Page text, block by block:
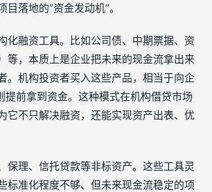
落地的“资金发动机”。
化融资工具。比如公司债、中期票据、资
等，本质上是企业把未来的现金流拿出来
。机构投资者买入这些产品，相当于向企
提前拿到资金。这种模式在机构借贷市场
它不只解决融资，还能实现资产出表、优
保理、信托贷款等非标资产。这些工具灵
标准化程度不够、但未来现金流稳定的项